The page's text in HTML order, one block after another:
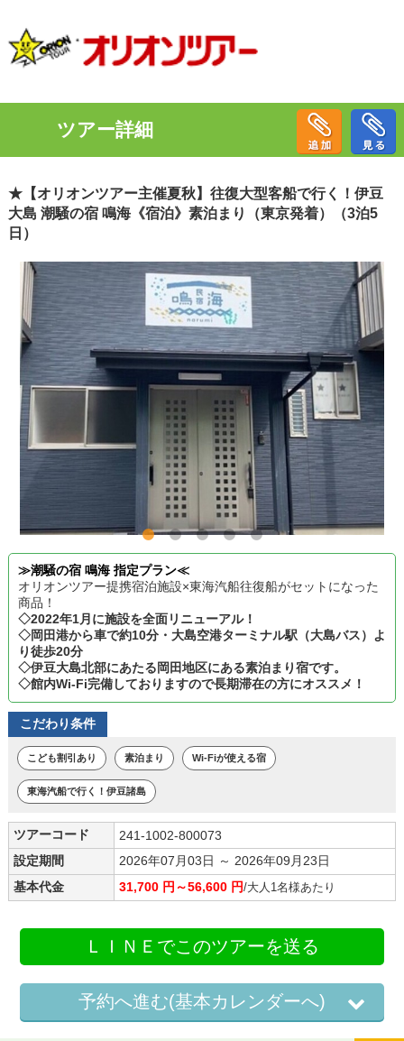
ツアー詳細
★【オリオンツアー主催夏秋】往復大型客船で行く！伊豆
大島 潮騒の宿 鳴海《宿泊》素泊まり（東京発着）（3泊5
日）
≫潮騒の宿 鳴海 指定プラン≪
オリオンツアー提携宿泊施設×東海汽船往復船がセットになった
商品！
◇2022年1月に施設を全面リニューアル！
◇岡田港から車で約10分・大島空港ターミナル駅（大島バス）よ
り徒歩20分
◇伊豆大島北部にあたる岡田地区にある素泊まり宿です。
◇館内Wi-Fi完備しておりますので長期滞在の方にオススメ！
こだわり条件
こども割引あり 素泊まり Wi-Fiが使える宿
東海汽船で行く！伊豆諸島
ツアーコード
241-1002-800073
設定期間
2026年07月03日 ～ 2026年09月23日
基本代金
31,700 円～56,600 円/大人1名様あたり
ＬＩＮＥでこのツアーを送る
予約へ進む(基本カレンダーへ)